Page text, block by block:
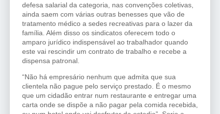
defesa salarial da categoria, nas convenções coletivas,
ainda saem com várias outras benesses que vão de
tratamento médico a sedes recreativas para o lazer da
família. Além disso os sindicatos oferecem todo o
amparo jurídico indispensável ao trabalhador quando
este vai rescindir um contrato de trabalho e recebe a
dispensa patronal.
“Não há empresário nenhum que admita que sua
clientela não pague pelo serviço prestado. É o mesmo
que um cidadão entrar num restaurante e entregar uma
carta onde se dispõe a não pagar pela comida recebida,